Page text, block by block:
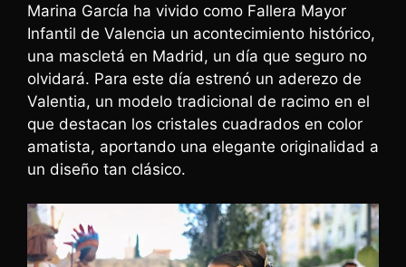
Marina García ha vivido como Fallera Mayor
Infantil de Valencia un acontecimiento histórico,
una mascletá en Madrid, un día que seguro no
olvidará. Para este día estrenó un aderezo de
Valentia, un modelo tradicional de racimo en el
que destacan los cristales cuadrados en color
amatista, aportando una elegante originalidad a
un diseño tan clásico.